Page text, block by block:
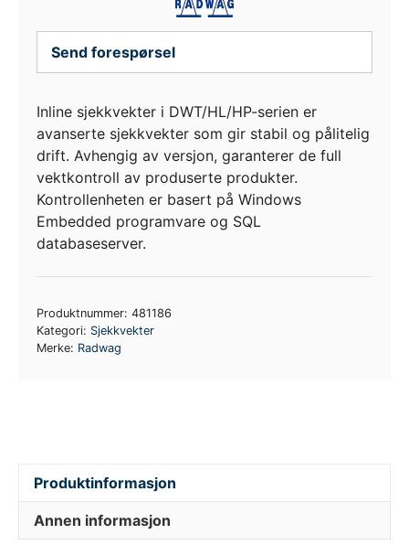
Send forespørsel
Inline sjekkvekter i DWT/HL/HP-serien er
avanserte sjekkvekter som gir stabil og pålitelig
drift. Avhengig av versjon, garanterer de full
vektkontroll av produserte produkter.
Kontrollenheten er basert på Windows
Embedded programvare og SQL
databaseserver.
Produktnummer: 481186
Kategori: Sjekkvekter
Merke: Radwag
Produktinformasjon
Annen informasjon